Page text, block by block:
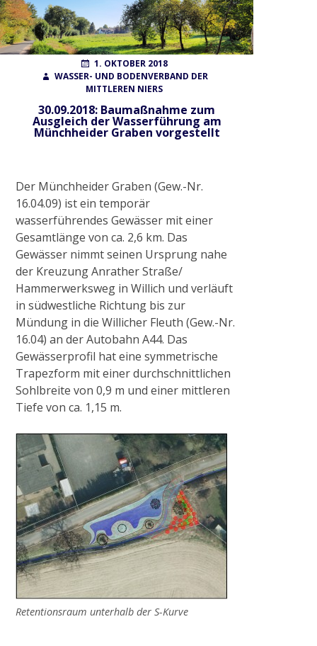
Wahlen
Finanzierung
FAQ
AUFGABEN
Gewässerunterhaltung
Gewässerausbau
Anlagen
Historisches Wehr
Hochwassermanagement
PROJEKTE & AKTIONEN
2009
Pilotprojekt Zweigkanal
POSTED
ON
1. OKTOBER 2018
WASSER- UND BODENVERBAND DER
MITTLEREN NIERS
30.09.2018: Baumaßnahme zum
Ausgleich der Wasserführung am
Münchheider Graben vorgestellt
Der Münchheider Graben (Gew.-Nr.
16.04.09) ist ein temporär
wasserführendes Gewässer mit einer
Gesamtlänge von ca. 2,6 km. Das
Gewässer nimmt seinen Ursprung nahe
der Kreuzung Anrather Straße/
Hammerwerksweg in Willich und verläuft
in südwestliche Richtung bis zur
Mündung in die Willicher Fleuth (Gew.-Nr.
16.04) an der Autobahn A44. Das
Gewässerprofil hat eine symmetrische
Trapezform mit einer durchschnittlichen
Sohlbreite von 0,9 m und einer mittleren
Tiefe von ca. 1,15 m.
Retentionsraum unterhalb der S-Kurve